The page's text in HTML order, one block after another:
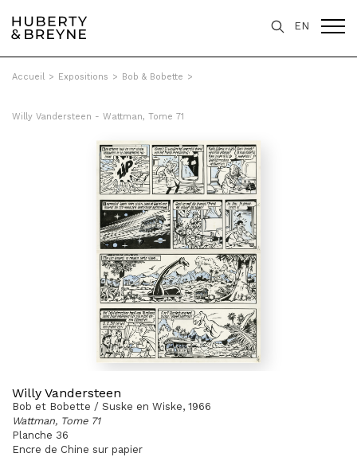
EN
Accueil > Expositions > Bob & Bobette >
Willy Vandersteen - Wattman, Tome 71
Willy Vandersteen
Bob et Bobette / Suske en Wiske, 1966
Wattman, Tome 71
Planche 36
Encre de Chine sur papier